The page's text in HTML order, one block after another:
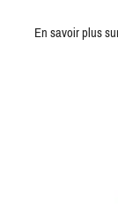
En savoir plus